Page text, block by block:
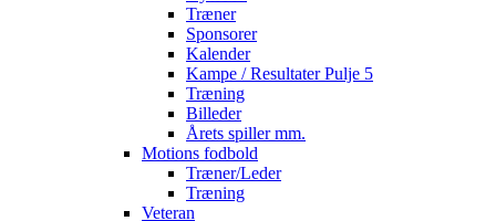
Træner
Sponsorer
Kalender
Kampe / Resultater Pulje 5
Træning
Billeder
Årets spiller mm.
Motions fodbold
Træner/Leder
Træning
Veteran